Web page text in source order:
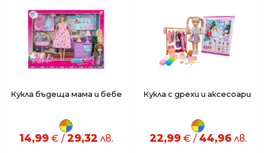
Кукла бъдеща мама и бебе
14,99€ / 29,32 лв.
Кукла с дрехи и аксесоари
22,99€ / 44,96лв.